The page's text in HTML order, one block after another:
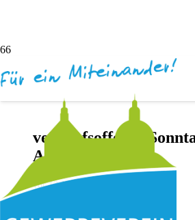
verkaufsoffener
Advent
vor 12 Jahren